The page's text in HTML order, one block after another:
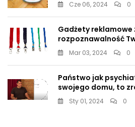
Cze 06, 2024 0
Gadżety reklamowe
rozpoznawalność
Mar 03, 2024 0
Państwo jak
swojego domu, to
Sty 01, 2024 0